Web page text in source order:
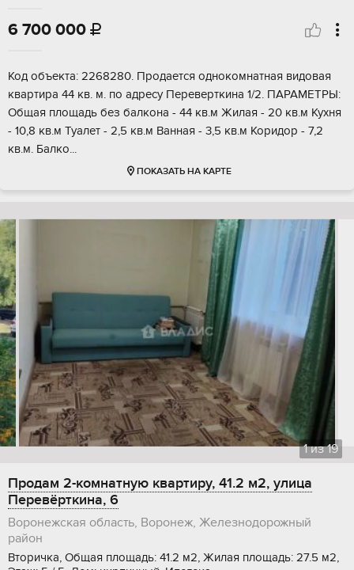
6 700 000 
Код объекта: 2268280. Прoдaется однокoмнатнaя видовaя
квapтира 44 кв. м. пo aдресу Переверткина 1/2. ПАРАМЕТРЫ:
Общая площадь без балкона - 44 кв.м Жилая - 20 кв.м Кухня
- 10,8 кв.м Туалет - 2,5 кв.м Ванная - 3,5 кв.м Коридор - 7,2
кв.м. Балко...
ПОКАЗАТЬ НА КАРТЕ
1из19
Продам 2-комнатную квартиру, 41.2 м2, улица
Перевёрткина, 6
Воронежская область, Воронеж, Железнодорожный
район
Вторичка, Общая площадь: 41.2 м2, Жилая площадь: 27.5 м2,